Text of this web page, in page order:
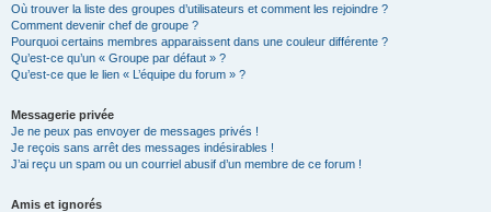
Où trouver la liste des groupes d’utilisateurs et comment les rejoindre ?
Comment devenir chef de groupe ?
Pourquoi certains membres apparaissent dans une couleur différente ?
Qu’est-ce qu’un « Groupe par défaut » ?
Qu’est-ce que le lien « L’équipe du forum » ?
Messagerie privée
Je ne peux pas envoyer de messages privés !
Je reçois sans arrêt des messages indésirables !
J’ai reçu un spam ou un courriel abusif d’un membre de ce forum !
Amis et ignorés